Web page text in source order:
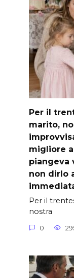
Per il
marito,
migliore
piangeva
non dirlo
Per il
nostra
0